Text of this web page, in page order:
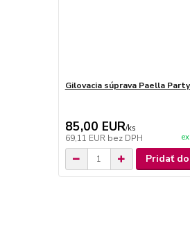
Gilovacia súprava Paella
85,00 EUR/ks
69,11 EUR bez DPH
Pridať